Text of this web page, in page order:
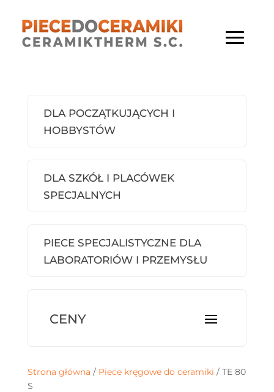
DLA POCZĄTKUJĄCYCH I
HOBBYSTÓW
DLA SZKÓŁ I PLACÓWEK
SPECJALNYCH
PIECE SPECJALISTYCZNE DLA
LABORATORIÓW I PRZEMYSŁU
Strona główna / Piece kręgowe do ceramiki / TE 80
S